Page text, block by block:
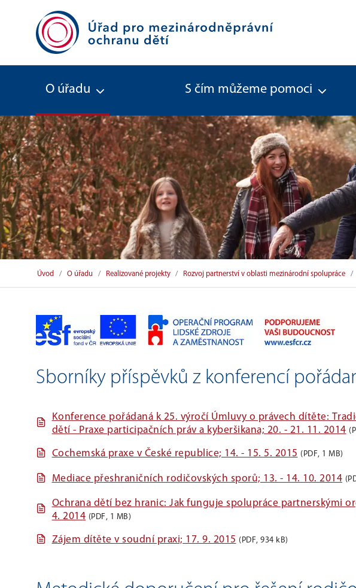
O úřadu S čím můžeme pomoci
Publikace a další výstupy z projektu
Úvod O úřadu Realizované projekty Rozvoj partnerství v oblasti mezinárodní spolupráce
Sborníky příspěvků z konferencí
Konference pořádaná k 25. výročí Úmluvy o právech dítěte:
dětí - Praxe participačních práv a kyberšikana; 20. - 21. 11. 2014
Cochemská praxe v České republice; 14. - 15. 5. 2015 (PDF, 1 MB)
Mediace přeshraničních rodičovských sporů; 13. - 14. 10. 2014
Ochrana dětí bez hranic: Jak funguje spolupráce partnerskými
4. 2014 (PDF, 1 MB)
Zájem dítěte v soudní praxi; 17. 9. 2015 (PDF, 934 kB)